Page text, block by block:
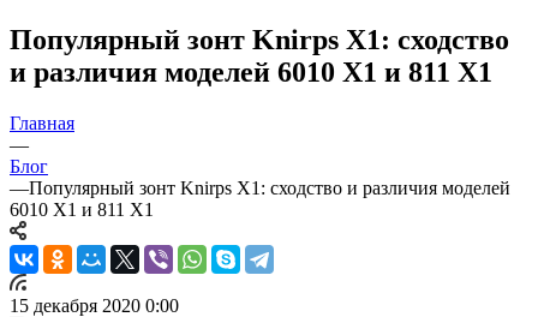
Популярный зонт Knirps X1: сходство
и различия моделей 6010 X1 и 811 X1
Главная
—
Блог
—Популярный зонт Knirps X1: сходство и различия моделей
6010 X1 и 811 X1
15 декабря 2020 0:00